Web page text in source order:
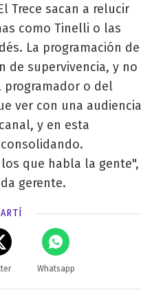
Trece sacan a relucir
como Tinelli o las
La programación de
de supervivencia, y no
programador o del
ver con una audiencia
y en esta
que habla la gente",
gerente.
Whatsapp